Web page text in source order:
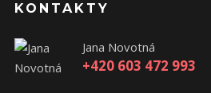
KONTAKTY
Jana Novotná
+420 603 472 993